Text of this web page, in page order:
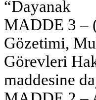
“Dayanak
MADDE 3 –
Gözetimi,
Görevleri
maddesine